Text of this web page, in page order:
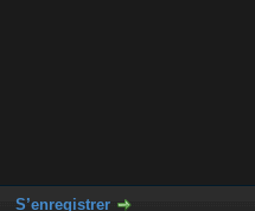
S’enregistrer